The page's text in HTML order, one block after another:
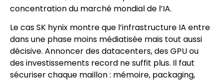
concentration du marché mondial de l’IA.
Le cas SK hynix montre que l’infrastructure IA entre
dans une phase moins médiatisée mais tout aussi
décisive. Annoncer des datacenters, des GPU ou
des investissements record ne suffit plus. Il faut
sécuriser chaque maillon : mémoire, packaging,